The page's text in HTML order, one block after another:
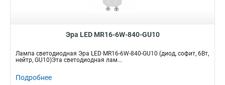
Эра LED MR16-6W-840-GU10
Лампа светодиодная Эра LED MR16-6W-840-GU10 (диод, софит, 6Вт,
нейтр, GU10)Эта светодиодная лам...
Подробнее